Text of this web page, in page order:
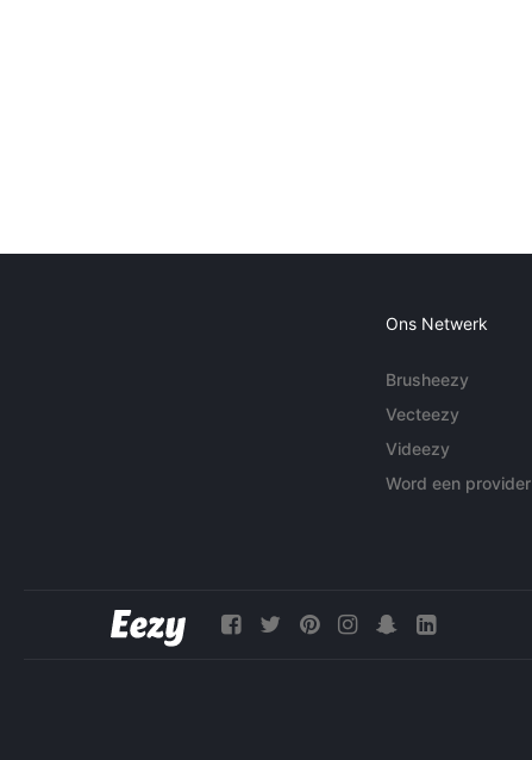
Ons Netwerk
Brusheezy
Vecteezy
Videezy
Word een provider